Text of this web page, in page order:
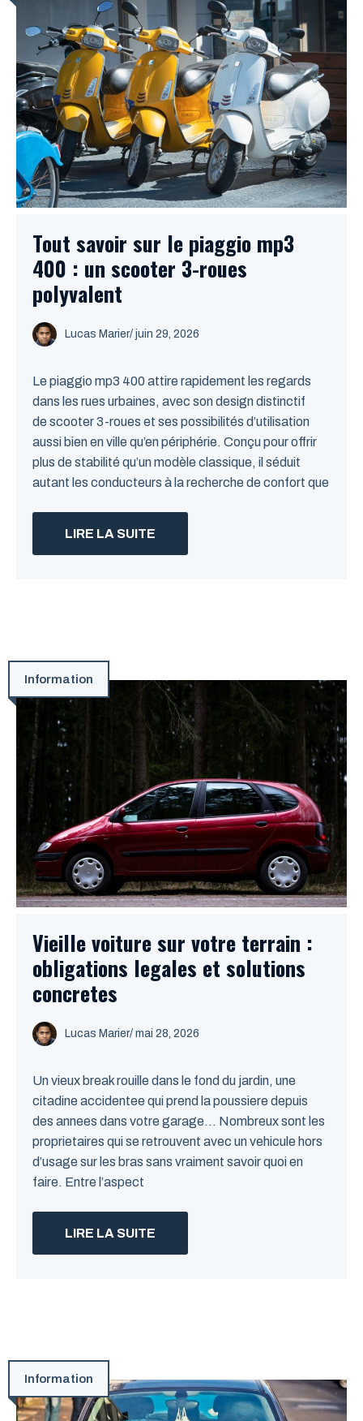
Tout savoir sur le piaggio mp3
400 : un scooter 3-roues
polyvalent
Lucas Marier/ juin 29, 2026
Le piaggio mp3 400 attire rapidement les regards
dans les rues urbaines, avec son design distinctif
de scooter 3-roues et ses possibilités d’utilisation
aussi bien en ville qu’en périphérie. Conçu pour offrir
plus de stabilité qu’un modèle classique, il séduit
autant les conducteurs à la recherche de confort que
LIRE LA SUITE
Information
Vieille voiture sur votre terrain :
obligations legales et solutions
concretes
Lucas Marier/ mai 28, 2026
Un vieux break rouille dans le fond du jardin, une
citadine accidentee qui prend la poussiere depuis
des annees dans votre garage… Nombreux sont les
proprietaires qui se retrouvent avec un vehicule hors
d’usage sur les bras sans vraiment savoir quoi en
faire. Entre l’aspect
LIRE LA SUITE
Information